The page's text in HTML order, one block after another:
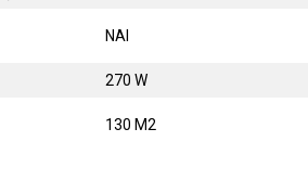
ΝΑΙ
270 W
130 M2